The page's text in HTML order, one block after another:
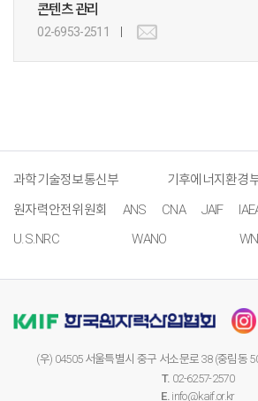
콘텐츠 관리
02-6953-2511
과학기술정보통신부 기후에너지환경
원자력안전위원회
ANS CNA JAIF
U.S.NRC
WANO
(우) 04505 서울특별시 중구 서소문로 38 (중림동
T. 02-6257-2570
E. info@kaif.or.kr